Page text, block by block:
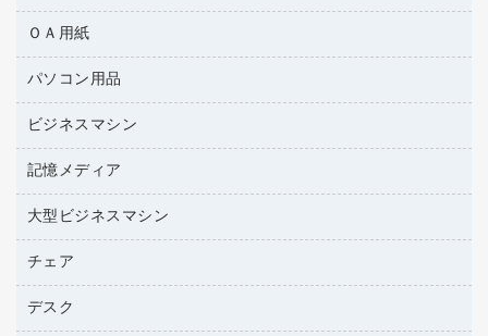
互換インクカートリッジ
ワープロリボン
リサイクルトナー（リターン方式）
リサイクルトナー（プール方式）
リサイクルインクカートリッジ
ファクシミリトナー
トナーカートリッジ
コピートナー
ＯＡ用紙
名刺用紙
帳票用紙／フォーム用紙
ワープロ用紙
ラベル用紙
プロッター用紙
ハガキ用紙
その他コピー用紙・プリンタ用紙
パソコン用品
パソコン周辺機器
各種ケーブル
マウスパッド
マウス
パソコンバッグ／収納用品
ネットワーク／ＬＡＮ機器
ビジネスマシン
電話機
レーザープリンタ／複合機
メモリーカード
プロジェクタ
ファクシミリ
記憶メディア
ブルーレイディスク
ＣＤ－ＲＷ
ＣＤ－Ｒ
大型ビジネスマシン
プリンタ
チェア
応接イス・ベンチ
デスク